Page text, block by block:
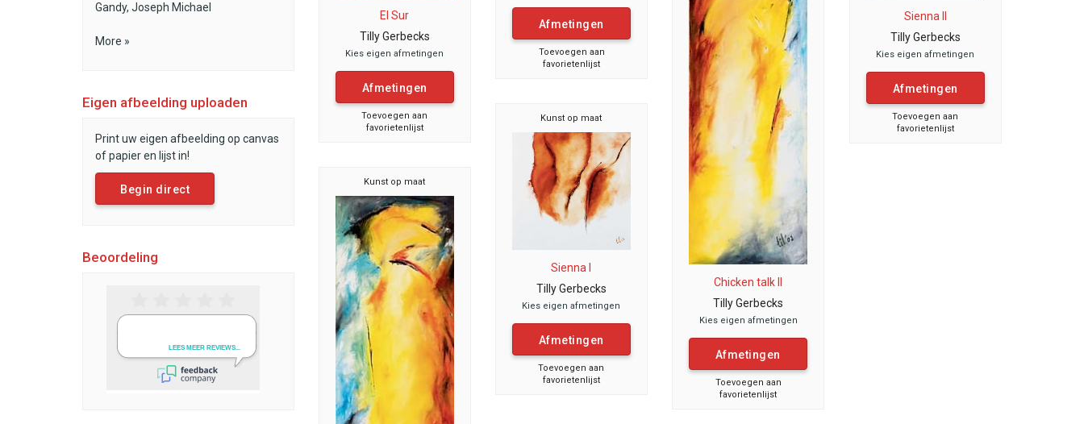
Gandy, Joseph Michael
More »
Eigen afbeelding uploaden
Print uw eigen afbeelding op canvas
of papier en lijst in!
Begin direct
Beoordeling
El Sur
Tilly Gerbecks
Kies eigen afmetingen
Afmetingen
Toevoegen aan
favorietenlijst
Afmetingen
Toevoegen aan
favorietenlijst
Chicken talk II
Tilly Gerbecks
Kies eigen afmetingen
Afmetingen
Toevoegen aan
favorietenlijst
Sienna II
Tilly Gerbecks
Kies eigen afmetingen
Afmetingen
Toevoegen aan
favorietenlijst
Kunst op maat
Sienna I
Tilly Gerbecks
Kies eigen afmetingen
Afmetingen
Toevoegen aan
favorietenlijst
Kunst op maat